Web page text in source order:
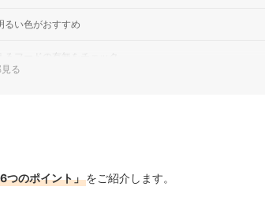
るい色がおすすめ
フードの有無をチェック
調節幅も確認しよう
る
つのポイント」をご紹介します。